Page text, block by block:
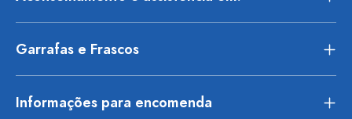
Garrafas e Frascos
Informações para encomenda